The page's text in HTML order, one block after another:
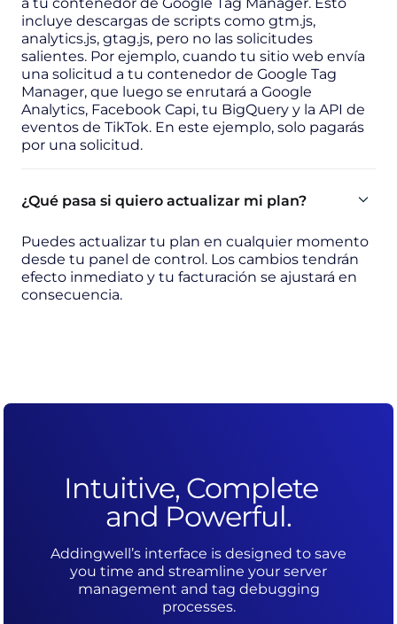
incluye descargas de scripts como gtm.js,
analytics.js, gtag.js, pero no las solicitudes
salientes. Por ejemplo, cuando tu sitio web envía
una solicitud a tu contenedor de Google Tag
Manager, que luego se enrutará a Google
Analytics, Facebook Capi, tu BigQuery y la API de
eventos de TikTok. En este ejemplo, solo pagarás
por una solicitud.
¿Qué pasa si quiero actualizar mi plan?
Puedes actualizar tu plan en cualquier momento
desde tu panel de control. Los cambios tendrán
efecto inmediato y tu facturación se ajustará en
consecuencia.
Intuitive, Complete
and Powerful.
Addingwell’s interface is designed to save
you time and streamline your server
management and tag debugging
processes.